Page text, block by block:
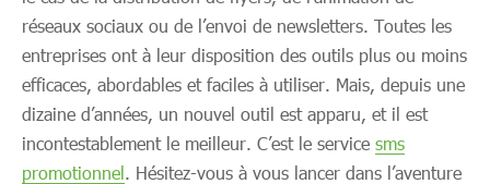
réseaux sociaux ou de l’envoi de newsletters. Toutes les
entreprises ont à leur disposition des outils plus ou moins
efficaces, abordables et faciles à utiliser. Mais, depuis une
dizaine d’années, un nouvel outil est apparu, et il est
incontestablement le meilleur. C’est le service sms
promotionnel. Hésitez-vous à vous lancer dans l’aventure